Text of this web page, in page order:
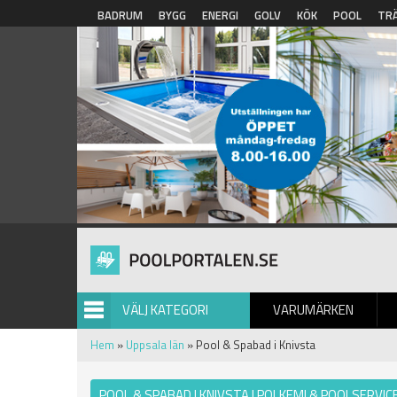
Hoppa till huvudinnehåll
BADRUM BYGG ENERGI GOLV KÖK POOL
VÄLJ KATEGORI VARUMÄRKEN
BILDGALLERI
Hem » Uppsala län » Pool & Spabad i Knivsta